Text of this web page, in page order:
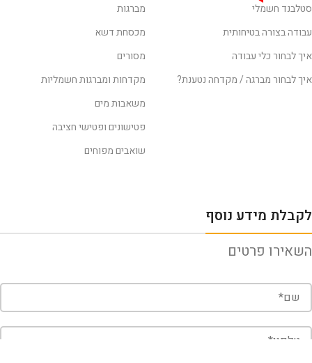
מברגות
מכסחת דשא
מסורים
מקדחות ומברגות חשמליות
משאבות מים
פטישונים ופטישי חציבה
שואבים מפוחים
סטלבנד חשמלי
עבודה בצורה בטיחותית
איך לבחור כלי עבודה
איך לבחור מברגה / מקדחה נטענת?
לקבלת מידע נוסף
השאירו פרטים